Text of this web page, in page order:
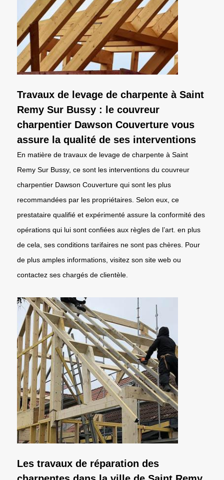
Travaux de levage de charpente à Saint
Remy Sur Bussy : le couvreur
charpentier Dawson Couverture vous
assure la qualité de ses interventions
En matière de travaux de levage de charpente à Saint
Remy Sur Bussy, ce sont les interventions du couvreur
charpentier Dawson Couverture qui sont les plus
recommandées par les propriétaires. Selon eux, ce
prestataire qualifié et expérimenté assure la conformité des
opérations qui lui sont confiées aux règles de l’art. en plus
de cela, ses conditions tarifaires ne sont pas chères. Pour
de plus amples informations, visitez son site web ou
contactez ses chargés de clientèle.
Les travaux de réparation des